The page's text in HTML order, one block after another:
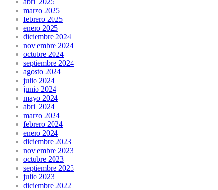
marzo 2025
febrero 2025
enero 2025
diciembre 2024
noviembre 2024
octubre 2024
septiembre 2024
agosto 2024
julio 2024
junio 2024
mayo 2024
abril 2024
marzo 2024
febrero 2024
enero 2024
diciembre 2023
noviembre 2023
octubre 2023
septiembre 2023
julio 2023
diciembre 2022